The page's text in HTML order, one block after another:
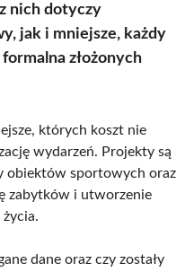
nich dotyczy
jak i mniejsze, każdy
złożonych
których koszt nie
wydarzeń. Projekty są
obiektów sportowych oraz
zabytków i utworzenie
dane oraz czy zostały